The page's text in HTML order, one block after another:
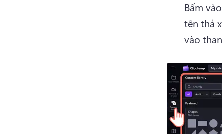
Bấm
tên thả
vào